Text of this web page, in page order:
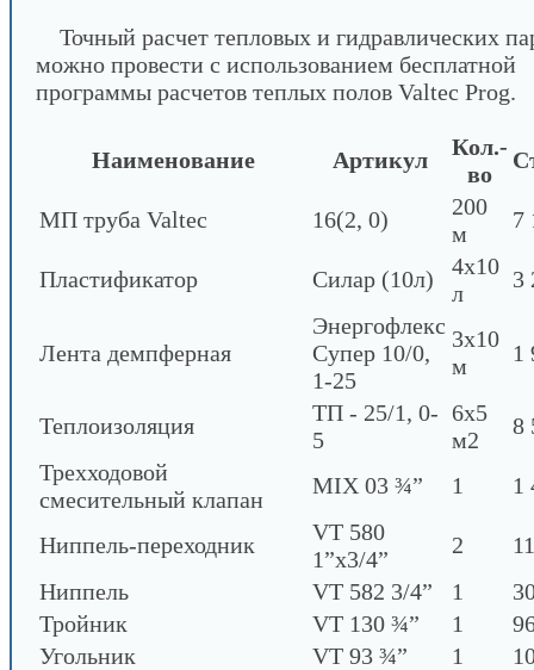
Точный расчет тепловых и гидравлических
можно провести с использованием бесплатной
программы расчетов теплых полов Valtec Prog.
Наименование Артикул
Кол.-
во
МП труба Valtec 16(2, 0)
200
м
7
Пластификатор Силар (10л)
4х10
л
3
Лента демпферная
Энергофлекс
Супер 10/0,
1-25
3х10
м
1
Теплоизоляция
ТП - 25/1, 0-
5
6х5
м2
8
Трехходовой
смесительный клапан
MIX 03 ¾” 1 1
Ниппель-переходник
VT 580
1”х3/4”
2
Ниппель
VT 582 3/4” 1
Тройник
VT 130 ¾” 1
Угольник
VT 93 ¾” 1